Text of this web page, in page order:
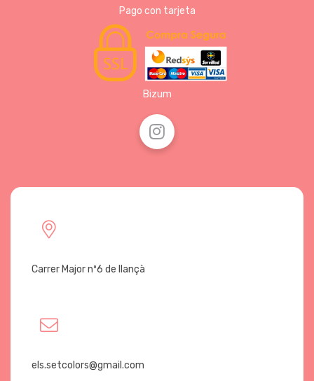
Pago con tarjeta
Bizum
Carrer Major nº6 de llançà
els.setcolors@gmail.com